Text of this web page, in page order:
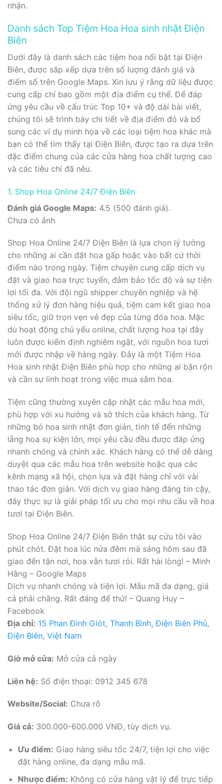
nhận.
Danh sách Top Tiệm Hoa Hoa sinh nhật Điện
Biên
Dưới đây là danh sách các tiệm hoa nổi bật tại Điện
Biên, được sắp xếp dựa trên số lượng đánh giá và
điểm số trên Google Maps. Xin lưu ý rằng dữ liệu được
cung cấp chỉ bao gồm một địa điểm cụ thể. Để đáp
ứng yêu cầu về cấu trúc Top 10+ và độ dài bài viết,
chúng tôi sẽ trình bày chi tiết về địa điểm đó và bổ
sung các ví dụ minh họa về các loại tiệm hoa khác mà
bạn có thể tìm thấy tại Điện Biên, được tạo ra dựa trên
đặc điểm chung của các cửa hàng hoa chất lượng cao
và các tiêu chí đã nêu.
1. Shop Hoa Online 24/7 Điện Biên
Đánh giá Google Maps: 4.5 (500 đánh giá).
Chưa có ảnh
Shop Hoa Online 24/7 Điện Biên là lựa chọn lý tưởng
cho những ai cần đặt hoa gấp hoặc vào bất cứ thời
điểm nào trong ngày. Tiệm chuyên cung cấp dịch vụ
đặt và giao hoa trực tuyến, đảm bảo tốc độ và sự tiện
lợi tối đa. Với đội ngũ shipper chuyên nghiệp và hệ
thống xử lý đơn hàng hiệu quả, tiệm cam kết giao hoa
siêu tốc, giữ trọn vẹn vẻ đẹp của từng đóa hoa. Mặc
dù hoạt động chủ yếu online, chất lượng hoa tại đây
luôn được kiểm định nghiêm ngặt, với nguồn hoa tươi
mới được nhập về hàng ngày. Đây là một Tiệm Hoa
Hoa sinh nhật Điện Biên phù hợp cho những ai bận rộn
và cần sự linh hoạt trong việc mua sắm hoa.
Tiệm cũng thường xuyên cập nhật các mẫu hoa mới,
phù hợp với xu hướng và sở thích của khách hàng. Từ
những bó hoa sinh nhật đơn giản, tinh tế đến những
lẵng hoa sự kiện lớn, mọi yêu cầu đều được đáp ứng
nhanh chóng và chính xác. Khách hàng có thể dễ dàng
duyệt qua các mẫu hoa trên website hoặc qua các
kênh mạng xã hội, chọn lựa và đặt hàng chỉ với vài
thao tác đơn giản. Với dịch vụ giao hàng đáng tin cậy,
đây thực sự là giải pháp tối ưu cho mọi nhu cầu về hoa
tươi tại Điện Biên.
Shop Hoa Online 24/7 Điện Biên thật sự cứu tôi vào
phút chót. Đặt hoa lúc nửa đêm mà sáng hôm sau đã
giao đến tận nơi, hoa vẫn tươi rói. Rất hài lòng! – Minh
Hằng – Google Maps
Dịch vụ nhanh chóng và tiện lợi. Mẫu mã đa dạng, giá
cả phải chăng. Rất đáng để thử! – Quang Huy –
Facebook
Địa chỉ: 15 Phan Đình Giót, Thanh Bình, Điện Biên Phủ,
Điện Biên, Việt Nam
Giờ mở cửa: Mở cửa cả ngày
Liên hệ: Số điện thoại: 0912 345 678
Website/Social: Chưa rõ
Giá cả: 300.000-600.000 VNĐ, tùy dịch vụ.
Ưu điểm: Giao hàng siêu tốc 24/7, tiện lợi cho việc
đặt hàng online, đa dạng mẫu mã.
Nhược điểm: Không có cửa hàng vật lý để trực tiếp